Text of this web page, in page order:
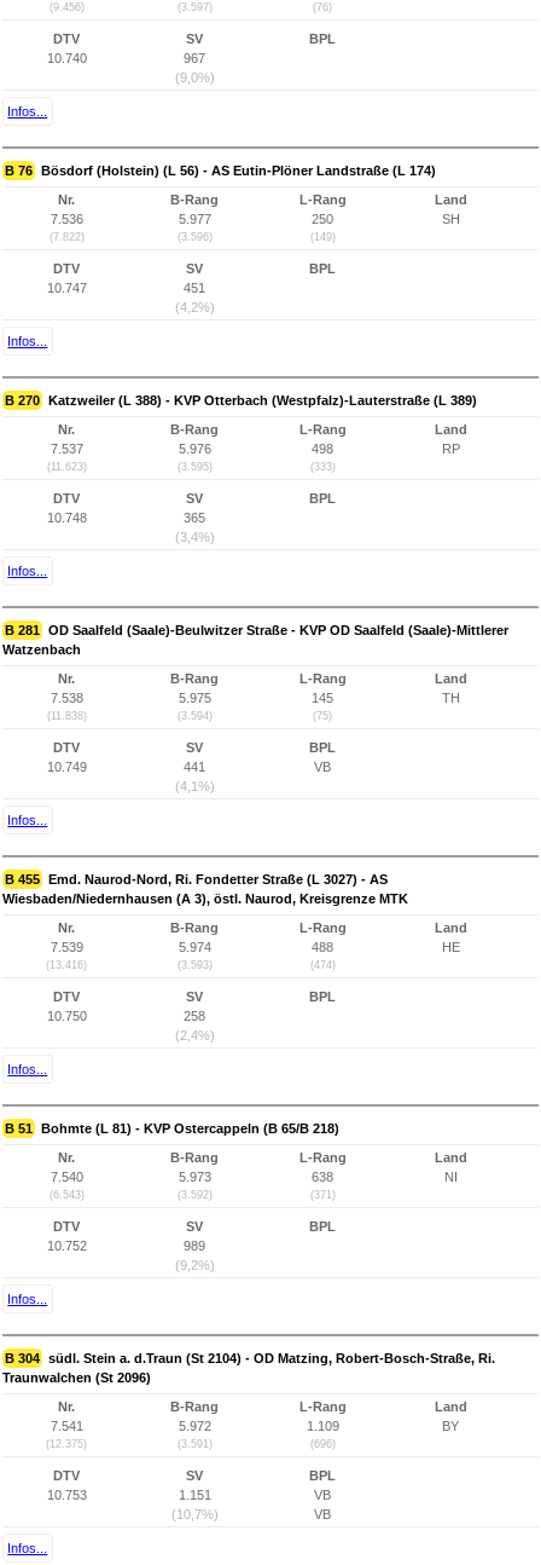
(9.456) (3.597) (76)
DTV
10.740
SV
967
(9,0%)
BPL
Infos...
B 76 Bösdorf (Holstein) (L 56) - AS Eutin-Plöner Landstraße (L 174)
Nr.
7.536
(7.822)
B-Rang
5.977
(3.596)
L-Rang
250
(149)
Land
SH
DTV
10.747
SV
451
(4,2%)
BPL
Infos...
B 270 Katzweiler (L 388) - KVP Otterbach (Westpfalz)-Lauterstraße (L 389)
Nr.
7.537
(11.623)
B-Rang
5.976
(3.595)
L-Rang
498
(333)
Land
RP
DTV
10.748
SV
365
(3,4%)
BPL
Infos...
B 281 OD Saalfeld (Saale)-Beulwitzer Straße - KVP OD Saalfeld (Saale)-Mittlerer
Watzenbach
Nr.
7.538
(11.838)
B-Rang
5.975
(3.594)
L-Rang
145
(75)
Land
TH
DTV
10.749
SV
441
(4,1%)
BPL
VB
Infos...
B 455 Emd. Naurod-Nord, Ri. Fondetter Straße (L 3027) - AS
Wiesbaden/Niedernhausen (A 3), östl. Naurod, Kreisgrenze MTK
Nr.
7.539
(13.416)
B-Rang
5.974
(3.593)
L-Rang
488
(474)
Land
HE
DTV
10.750
SV
258
(2,4%)
BPL
Infos...
B 51 Bohmte (L 81) - KVP Ostercappeln (B 65/B 218)
Nr.
7.540
(6.543)
B-Rang
5.973
(3.592)
L-Rang
638
(371)
Land
NI
DTV
10.752
SV
989
(9,2%)
BPL
Infos...
B 304 südl. Stein a. d.Traun (St 2104) - OD Matzing, Robert-Bosch-Straße, Ri.
Traunwalchen (St 2096)
Nr.
7.541
(12.375)
B-Rang
5.972
(3.591)
L-Rang
1.109
(696)
Land
BY
DTV
10.753
SV
1.151
(10,7%)
BPL
VB
VB
Infos...